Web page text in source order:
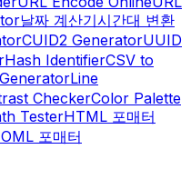
날짜 계산기시간대 변환
CUID2 GeneratorUUID
Hash IdentifierCSV to
Line
CheckerColor Palette
TesterHTML 포매터
포매터